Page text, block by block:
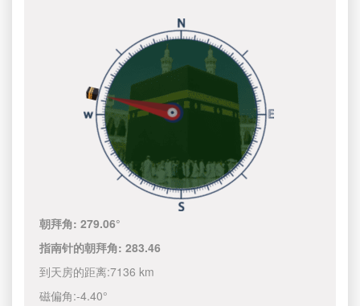
朝拜角:279.06°
指南针的朝拜角:283.46
到天房的距离:7136 km
磁偏角:-4.40°